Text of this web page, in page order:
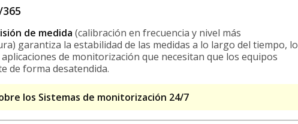
de medida (calibración en frecuencia y nivel más
garantiza la estabilidad de las medidas a lo largo del tiempo, lo
de monitorización que necesitan que los equipos
de forma desatendida.
los Sistemas de monitorización 24/7